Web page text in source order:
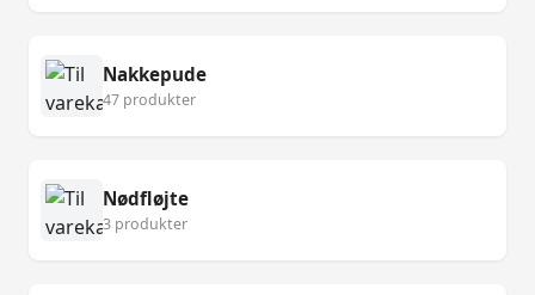
Nakkepude
47 produkter
Nødfløjte
3 produkter